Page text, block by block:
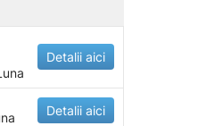
Detalii aici
Detalii aici